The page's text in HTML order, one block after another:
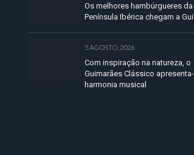
Os melhores hambúrgueres da
Península Ibérica chegam a
5 AGOSTO, 2026
Com inspiração na natureza, o
Guimarães Clássico
harmonia musical